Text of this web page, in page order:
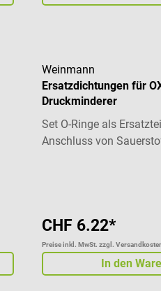
Weinmann
Ersatzdichtungen für
Druckminderer
Set O-Ringe als
Anschluss von
CHF 6.22*
Preise inkl. MwSt. zzgl.
In den